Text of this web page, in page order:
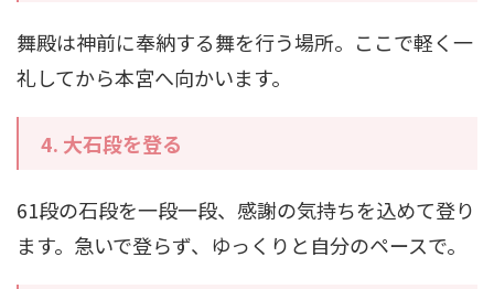
舞殿は神前に奉納する舞を行う場所。ここで軽く一
礼してから本宮へ向かいます。
4. 大石段を登る
61段の石段を一段一段、感謝の気持ちを込めて登り
ます。急いで登らず、ゆっくりと自分のペースで。